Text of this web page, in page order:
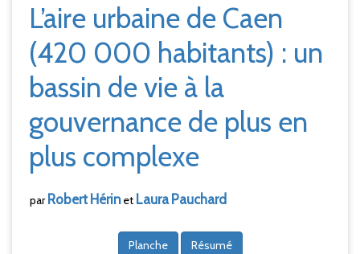
L’aire urbaine de Caen
(420 000 habitants) : un
bassin de vie à la
gouvernance de plus en
plus complexe
par Robert Hérinet Laura Pauchard
Planche Résumé